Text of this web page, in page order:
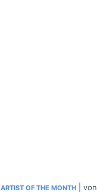
ARTIST OF THE MONTH | von